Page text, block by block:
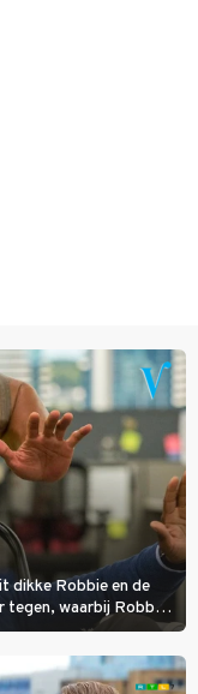
dikke Robbie en de
tegen, waarbij Robbie,
de CIA, Calvins hulp